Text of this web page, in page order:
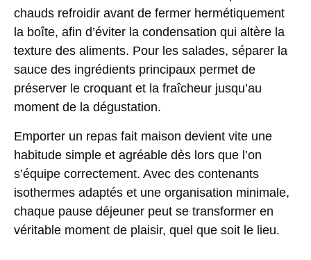
chauds refroidir avant de fermer hermétiquement
la boîte, afin d’éviter la condensation qui altère la
texture des aliments. Pour les salades, séparer la
sauce des ingrédients principaux permet de
préserver le croquant et la fraîcheur jusqu’au
moment de la dégustation.
Emporter un repas fait maison devient vite une
habitude simple et agréable dès lors que l’on
s’équipe correctement. Avec des contenants
isothermes adaptés et une organisation minimale,
chaque pause déjeuner peut se transformer en
véritable moment de plaisir, quel que soit le lieu.